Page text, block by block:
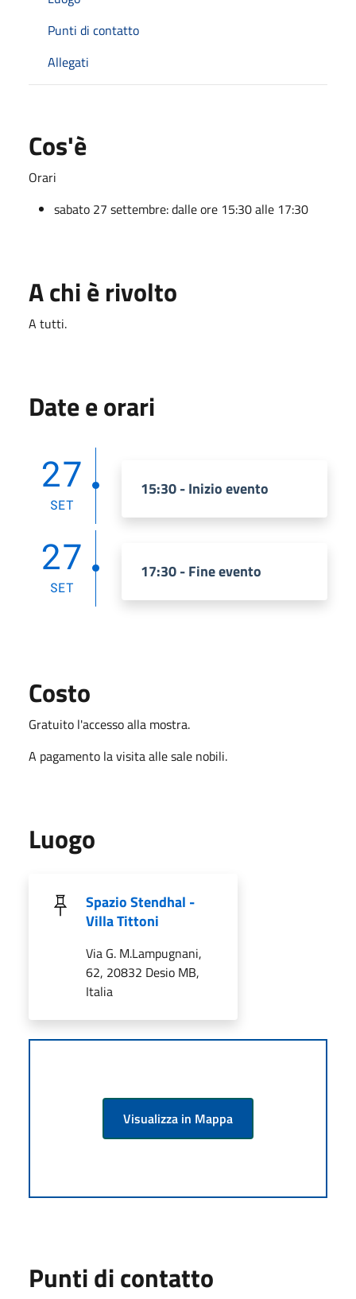
Punti di contatto
Allegati
Cos'è
Orari
sabato 27 settembre: dalle ore 15:30 alle 17:30
A chi è rivolto
A tutti.
Date e orari
27
SET
15:30 - Inizio evento
27
SET
17:30 - Fine evento
Costo
Gratuito l'accesso alla mostra.
A pagamento la visita alle sale nobili.
Luogo
Spazio Stendhal -
Villa Tittoni
Via G. M.Lampugnani,
62, 20832 Desio MB,
Italia
Visualizza in Mappa
Punti di contatto